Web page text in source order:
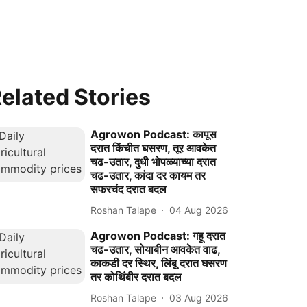
Stories
Agrowon Podcast: कापूस
दरात किंचीत घसरण, तूर आवकेत
चढ-उतार, दुधी भोपळ्याच्या दरात
चढ-उतार, कांदा दर कायम तर
सफरचंद दरात बदल
Roshan Talape 04 Aug 2026
Agrowon Podcast: गहू दरात
चढ-उतार, सोयाबीन आवकेत वाढ,
काकडी दर स्थिर, लिंबू दरात घसरण
तर कोथिंबीर दरात बदल
Roshan Talape 03 Aug 2026